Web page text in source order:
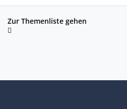
Zur Themenliste gehen